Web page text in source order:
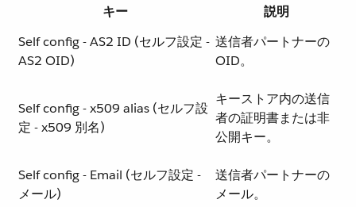
キー
説明
Self config - AS2 ID (セルフ設定 -
AS2 OID)
送信者パートナーの
OID。
Self config - x509 alias (セルフ設
定 - x509 別名)
キーストア内の送信
者の証明書または非
公開キー。
Self config - Email (セルフ設定 -
メール)
送信者パートナーの
メール。